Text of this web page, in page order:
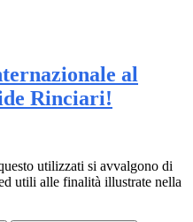
al
Rinciari!
utilizzati si avvalgono di
utili alle finalità illustrate nella